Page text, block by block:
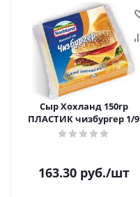
Сыр Хохланд 150гр
ПЛАСТИК чизбургер 1/9
163.30руб./шт